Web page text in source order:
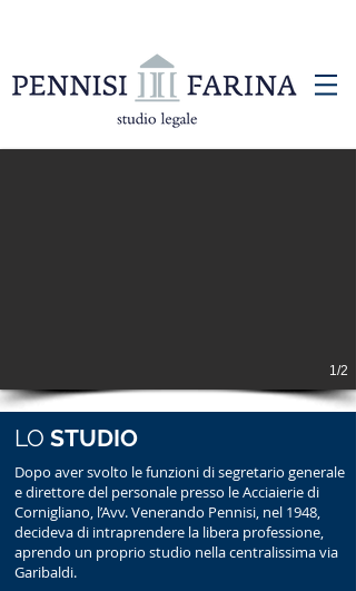
1/2
LO STUDIO
Dopo aver svolto le funzioni di segretario generale
e direttore del personale presso le Acciaierie di
Cornigliano, l’Avv. Venerando Pennisi, nel 1948,
decideva di intraprendere la libera professione,
aprendo un proprio studio nella centralissima via
Garibaldi.